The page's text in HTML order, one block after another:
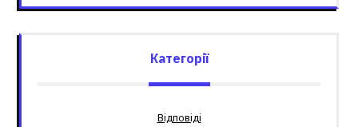
Категорії
Відповіді